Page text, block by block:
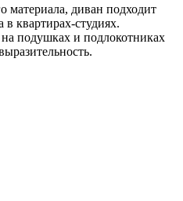
материала, диван подходит
в квартирах-студиях.
подушках и подлокотниках
выбор: мягкий (Soft) или